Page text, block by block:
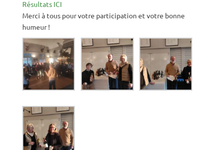
Résultats ICI
Merci à tous pour votre participation et votre bonne
humeur !